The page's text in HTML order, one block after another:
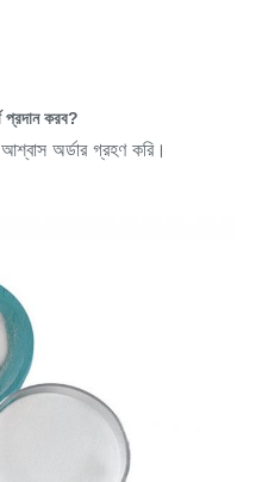
প্রদান করব?
অর্ডার গ্রহণ করি।